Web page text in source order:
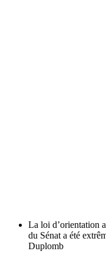
La loi d’orientation
du Sénat a été
Duplomb